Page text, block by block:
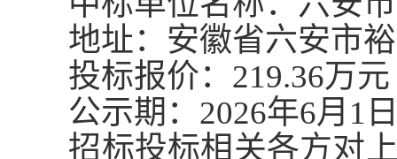
地址：安徽省六安市
投标报价： 219.36万元
公示期： 2026年6月 1
招标投标相关各方对